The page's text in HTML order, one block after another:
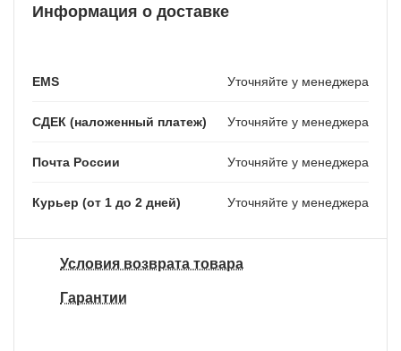
Информация о доставке
EMS Уточняйте у менеджера
СДЕК (наложенный платеж) Уточняйте у менеджера
Почта России Уточняйте у менеджера
Курьер (от 1 до 2 дней) Уточняйте у менеджера
Условия возврата товара
Гарантии